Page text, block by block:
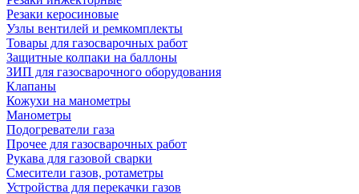
Резаки керосиновые
Узлы вентилей и ремкомплекты
Товары для газосварочных работ
Защитные колпаки на баллоны
ЗИП для газосварочного оборудования
Клапаны
Кожухи на манометры
Манометры
Подогреватели газа
Прочее для газосварочных работ
Рукава для газовой сварки
Смесители газов, ротаметры
Устройства для перекачки газов